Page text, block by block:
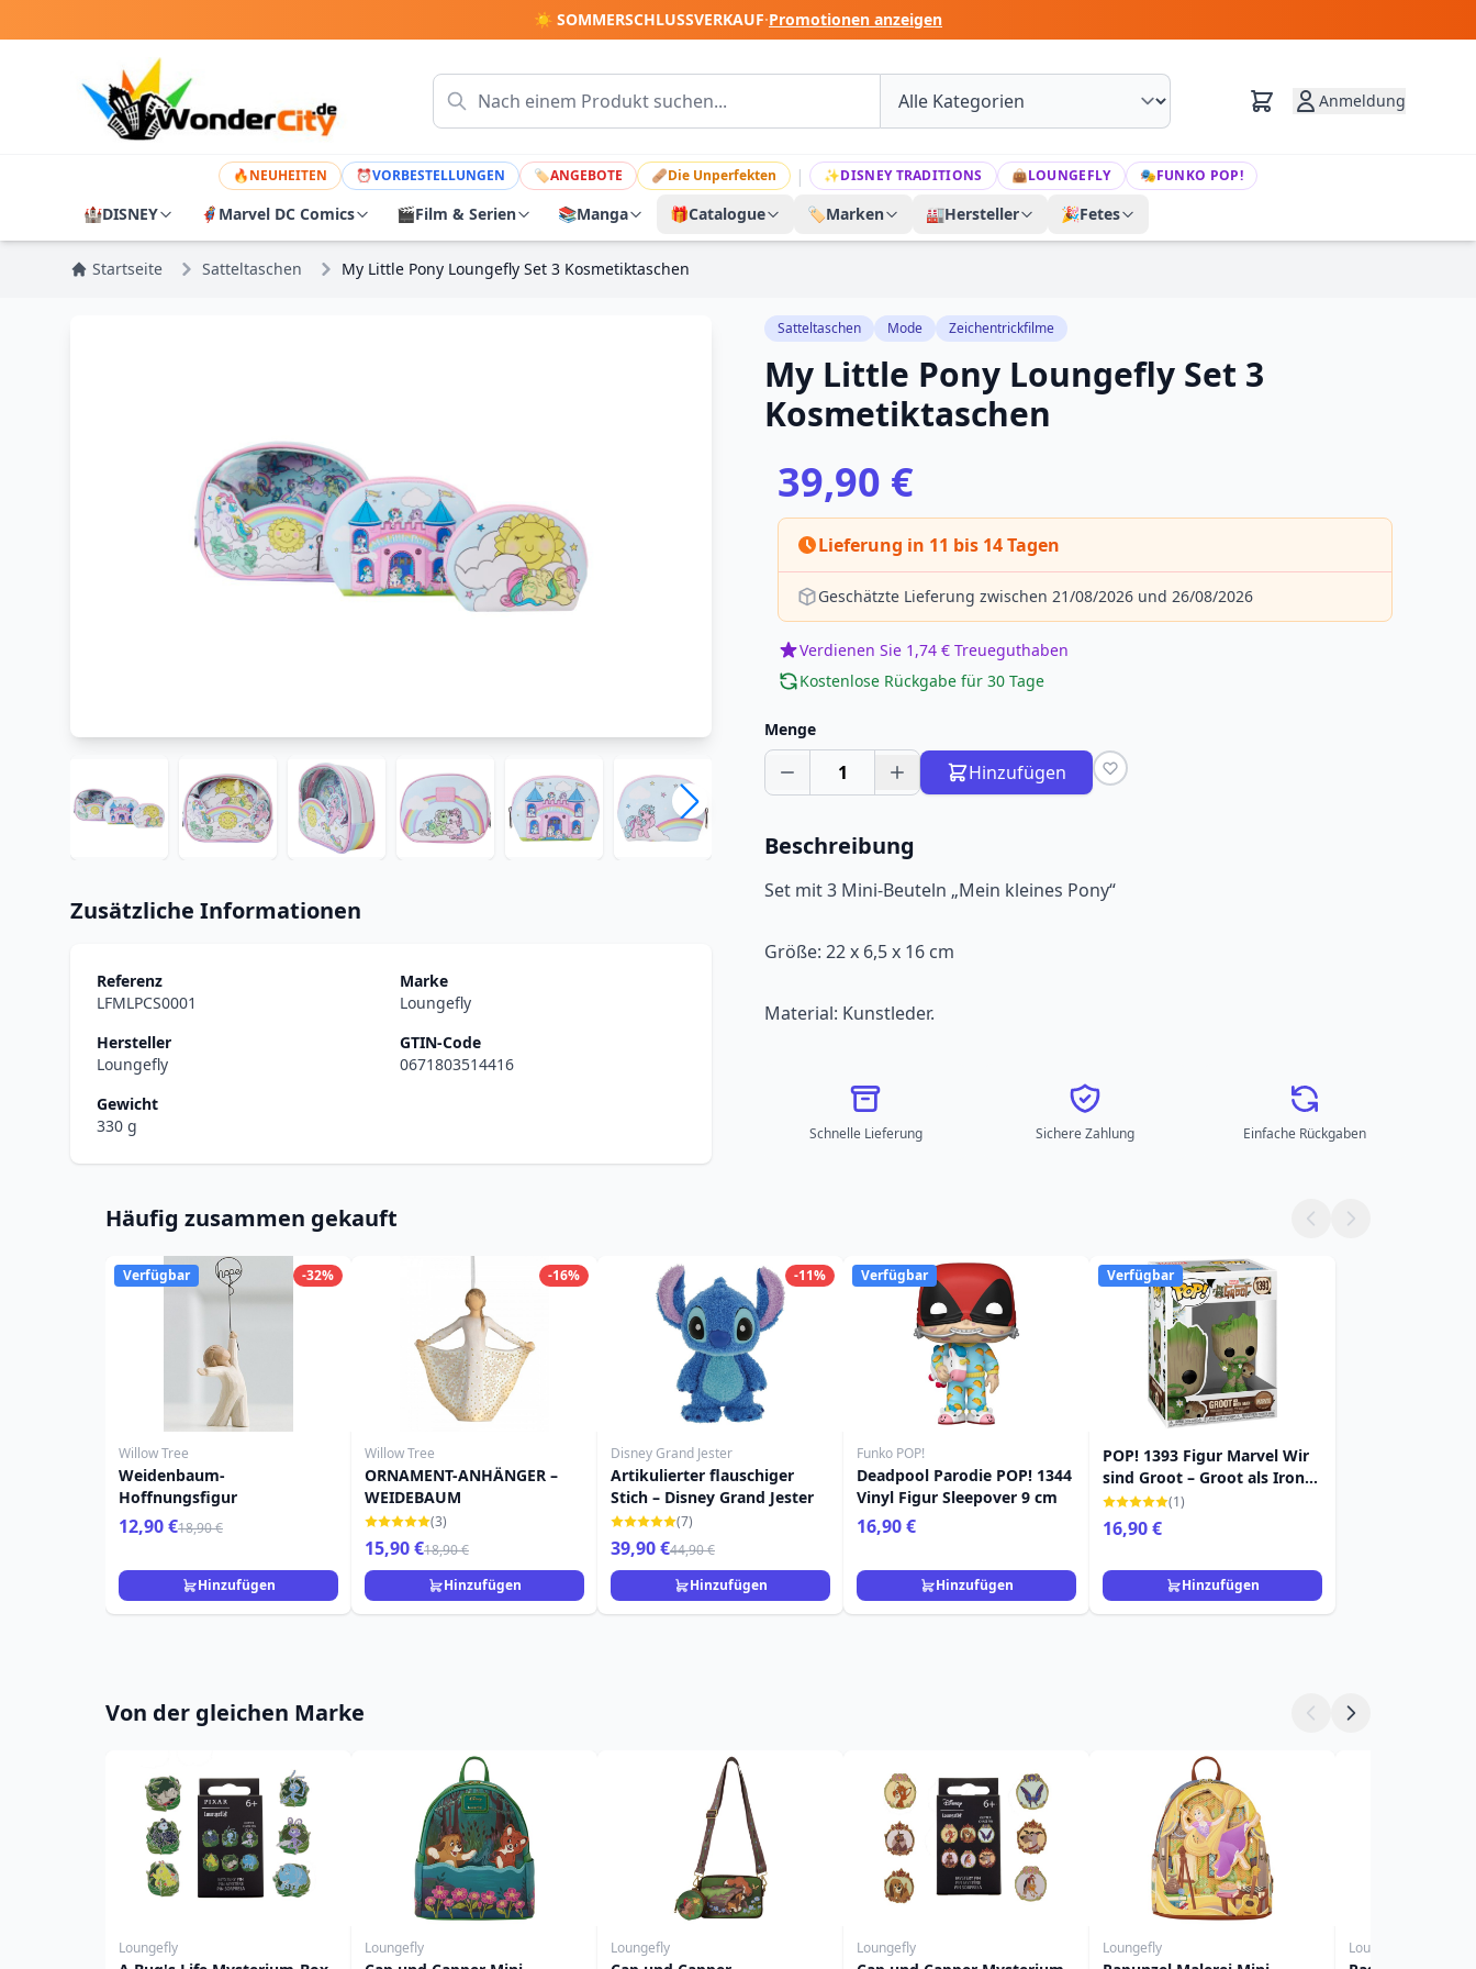
☀️ SOMMERSCHLUSSVERKAUF·Promotionen anzeigen
Anmeldung
🔥NEUHEITEN ⏰VORBESTELLUNGEN 🏷ANGEBOTE 🩹Die Unperfekten | ✨DISNEY TRADITIONS 👜LOUNGEFLY 🎭FUNKO POP!
🏰DISNEY 🦸 Marvel DC Comics 🎬Film & Serien 📚Manga 🎁Catalogue 🏷️Marken 🏭Hersteller 🎉Fetes
Startseite Satteltaschen My Little Pony Loungefly Set 3 Kosmetiktaschen
Zusätzliche Informationen
Referenz
LFMLPCS0001
Marke
Loungefly
Hersteller
Loungefly
GTIN-Code
0671803514416
Gewicht
330 g
Satteltaschen Mode Zeichentrickfilme
My Little Pony Loungefly Set 3
Kosmetiktaschen
39,90 €
Lieferung in 11 bis 14 Tagen
Geschätzte Lieferung zwischen 21/08/2026 und 26/08/2026
Verdienen Sie 1,74 € Treueguthaben
Kostenlose Rückgabe für 30 Tage
Menge
1 Hinzufügen
Beschreibung
Set mit 3 Mini-Beuteln „Mein kleines Pony“
Größe: 22 x 6,5 x 16 cm
Material: Kunstleder.
Schnelle Lieferung Sichere Zahlung Einfache Rückgaben
Häufig zusammen gekauft
-32%
Verfügbar
Willow Tree
Weidenbaum-
Hoffnungsfigur
12,90 €18,90 €
Hinzufügen
-16%
Willow Tree
ORNAMENT-ANHÄNGER –
WEIDEBAUM
(3)
15,90 €18,90 €
Hinzufügen
-11%
Disney Grand Jester
Artikulierter flauschiger
Stich – Disney Grand Jester
(7)
39,90 €44,90 €
Hinzufügen
Verfügbar
Funko POP!
Deadpool Parodie POP! 1344
Vinyl Figur Sleepover 9 cm
16,90 €
Hinzufügen
Verfügbar
POP! 1393 Figur Marvel Wir
sind Groot – Groot als Iron
Man
(1)
16,90 €
Hinzufügen
Von der gleichen Marke
Loungefly Loungefly Loungefly Loungefly Loungefly Loungefly